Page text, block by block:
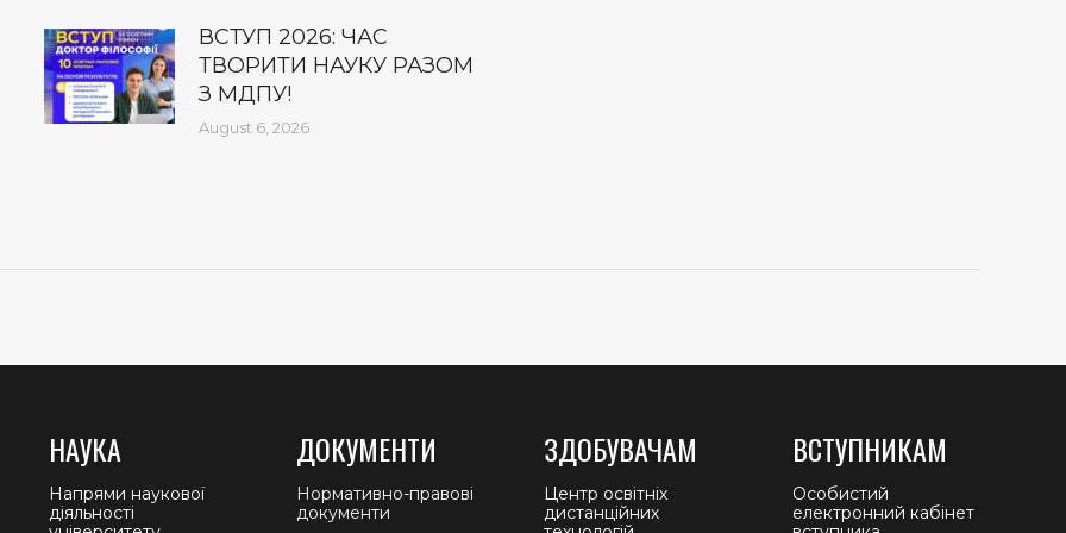
ВСТУП 2026: ЧАС
ТВОРИТИ НАУКУ РАЗОМ
З МДПУ!
August 6, 2026
НАУКА
Напрями наукової
діяльності
ДОКУМЕНТИ
Нормативно-правові
документи
ЗДОБУВАЧАМ
Центр освітніх
дистанційних
ВСТУПНИКАМ
Особистий
електронний кабінет